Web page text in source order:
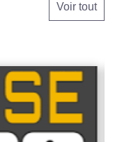
Voir tout